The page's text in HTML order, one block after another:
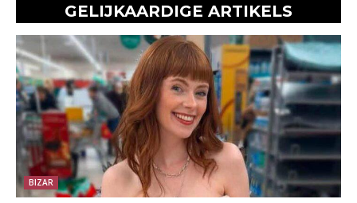
GELIJKAARDIGE ARTIKELS
BIZAR